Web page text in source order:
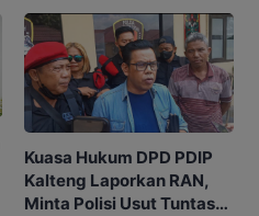
Kuasa Hukum DPD PDIP
Kalteng Laporkan RAN,
Minta Polisi Usut Tuntas